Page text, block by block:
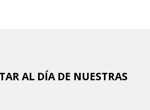
AL DÍA DE NUESTRAS